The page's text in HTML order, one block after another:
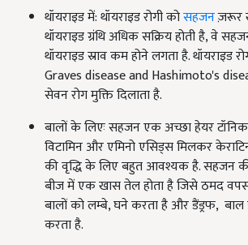
थॉयराइड में: थॉयराइड रोगी कोसहजनज़रूर
थॉयराइड ग्रंथि अधिक सक्रिय होती है, वे
थॉयराइड स्राव कम होने लगता है. थॉयराइड
Graves disease and Hashimoto's
सेवन रोग मुक्ति दिलाता है.
बालों के लिएः सहजन एक अच्छा हेयर
विटामिन और एमिनो एसिड्स मिलकर
की वृद्धि के लिए बहुत आवश्यक है. सहजन
बीज में एक खास तेल होता है जिसे ठमद
बालों को लम्बे, घने करता है और डैंड्रफ,
करता है.